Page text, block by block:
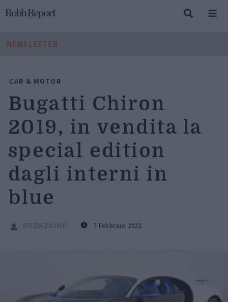
NEWSLETTER
CAR & MOTOR
Bugatti Chiron
2019, in vendita la
special edition
dagli interni in
blue
REDAZIONE 7 Febbraio 2022